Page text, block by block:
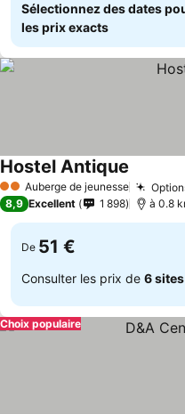
Sélectionnez des dates
les prix exacts
2 ÉtoilesAuberge de jeunesse
Hostel Antique
8,9 Excellent 1 898 à 0.8
De 51 €
Consulter les prix de 6 sites
Choix populaire